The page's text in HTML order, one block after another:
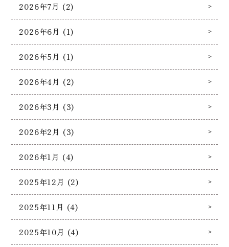
2026年7月 (2)
2026年6月 (1)
2026年5月 (1)
2026年4月 (2)
2026年3月 (3)
2026年2月 (3)
2026年1月 (4)
2025年12月 (2)
2025年11月 (4)
2025年10月 (4)